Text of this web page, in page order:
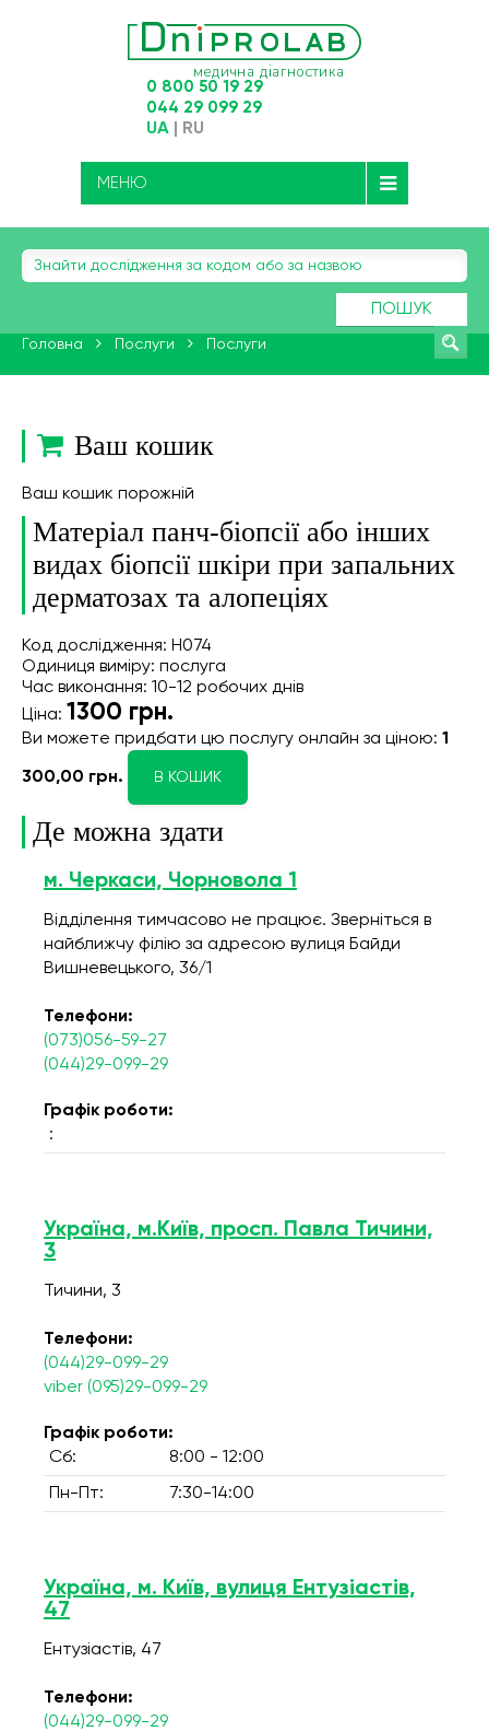
0 800 50 19 29
044 29 099 29
UA RU
МЕНЮ
ПОШУК
Головна Послуги Послуги
Ваш кошик
Ваш кошик порожній
Матеріал панч-біопсії або інших
видах біопсії шкіри при запальних
дерматозах та алопеціях
Код дослідження: Н074
Одиниця виміру: послуга
Час виконання: 10-12 робочих днів
Ціна: 1300 грн.
Ви можете придбати цю послугу онлайн за ціною: 1
300,00 грн. В КОШИК
Де можна здати
м. Черкаси, Чорновола 1
Відділення тимчасово не працює. Зверніться в
найближчу філію за адресою вулиця Байди
Вишневецького, 36/1
Телефони:
(073)056-59-27
(044)29-099-29
Графік роботи:
:
Україна, м.Київ, просп. Павла Тичини,
3
Тичини, 3
Телефони:
(044)29-099-29
viber (095)29-099-29
Графік роботи:
Сб:
8:00 - 12:00
Пн-Пт: 7:30-14:00
Україна, м. Київ, вулиця Ентузіастів,
47
Ентузіастів, 47
Телефони:
(044)29-099-29